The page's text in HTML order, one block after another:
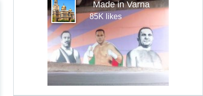
Made in Varna
85K likes